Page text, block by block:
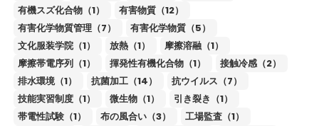
有機スズ化合物（1）
有害物質（12）
有害化学物質管理（7）
有害化学物質（5）
文化服装学院（1）
放熱（1）
摩擦溶融（1）
摩擦帯電序列（1）
揮発性有機化合物（1）
接触冷感（2）
排水環境（1）
抗菌加工（14）
抗ウイルス（7）
技能実習制度（1）
微生物（1）
引き裂き（1）
帯電性試験（1）
布の風合い（3）
工場監査（1）